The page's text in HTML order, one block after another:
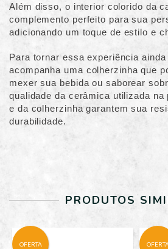
Além disso, o interior colorido da
complemento perfeito para sua
adicionando um toque de estilo e
Para tornar essa experiência
acompanha uma colherzinha que
mexer sua bebida ou saborear
qualidade da cerâmica utilizada na
e da colherzinha garantem sua
durabilidade.
PRODUTOS
OFERTA